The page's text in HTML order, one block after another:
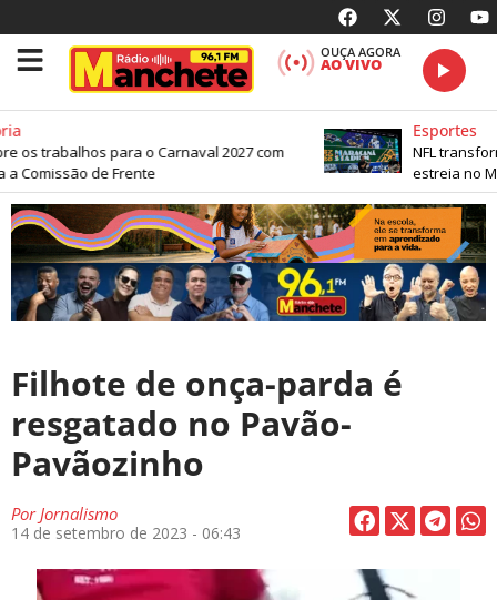
OUÇA AGORA
AO VIVO
trabalhos para o Carnaval 2027 com
de Frente
Esportes
NFL
estreia no
Filhote de onça-parda é
resgatado no Pavão-
Pavãozinho
PorJornalismo
14 de setembro de 2023 - 06:43